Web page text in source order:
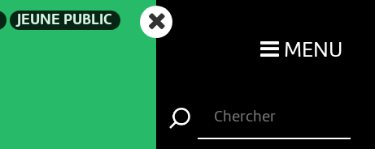
MENU
JEUNE PUBLIC